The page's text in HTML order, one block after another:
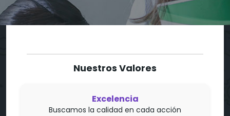
Nuestros Valores
Excelencia
Buscamos la calidad en cada acción